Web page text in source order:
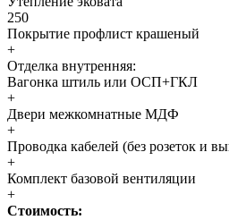
250
Покрытие профлист крашеный
+
Отделка внутренняя:
Вагонка штиль или ОСП+ГКЛ
+
Двери межкомнатные МДФ
+
Проводка кабелей (без розеток и
+
Комплект базовой вентиляции
+
Стоимость: